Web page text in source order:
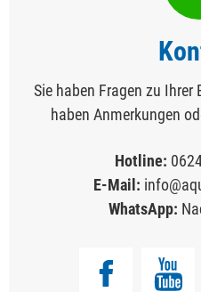
Sie haben Fragen zu
haben Anmerkungen
Hotline:
E-Mail:
WhatsApp: